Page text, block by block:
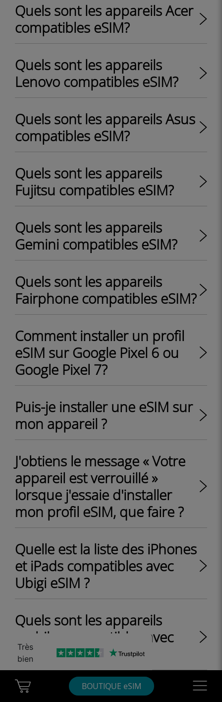
Cart Ubigi BOUTIQUE eSIM
Quels sont les appareils Acer
compatibles eSIM?
Quels sont les appareils
Lenovo compatibles eSIM?
Quels sont les appareils Asus
compatibles eSIM?
Quels sont les appareils
Fujitsu compatibles eSIM?
Quels sont les appareils
Gemini compatibles eSIM?
Quels sont les appareils
Fairphone compatibles eSIM?
Comment installer un profil
eSIM sur Google Pixel 6 ou
Google Pixel 7?
Puis-je installer une eSIM sur
mon appareil ?
J'obtiens le message « Votre
appareil est verrouillé »
lorsque j'essaie d'installer
mon profil eSIM, que faire ?
Quelle est la liste des iPhones
et iPads compatibles avec
Ubigi eSIM ?
Quels sont les appareils
mobiles compatibles avec
une eSIM ?
Quels sont les principaux
Très
bien